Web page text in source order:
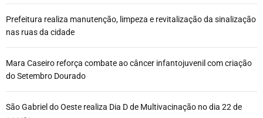
Prefeitura realiza manutenção, limpeza e revitalização da sinalização
nas ruas da cidade
Mara Caseiro reforça combate ao câncer infantojuvenil com criação
do Setembro Dourado
São Gabriel do Oeste realiza Dia D de Multivacinação no dia 22 de